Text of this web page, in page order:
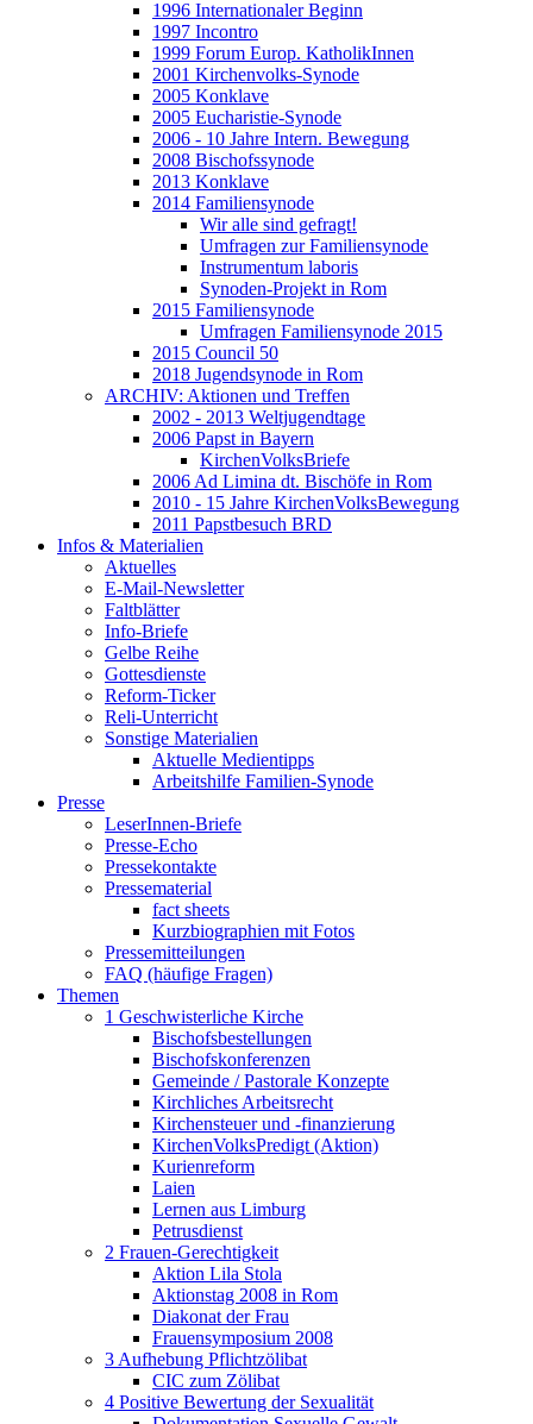
1996 Internationaler Beginn
1997 Incontro
1999 Forum Europ. KatholikInnen
2001 Kirchenvolks-Synode
2005 Konklave
2005 Eucharistie-Synode
2006 - 10 Jahre Intern. Bewegung
2008 Bischofssynode
2013 Konklave
2014 Familiensynode
Wir alle sind gefragt!
Umfragen zur Familiensynode
Instrumentum laboris
Synoden-Projekt in Rom
2015 Familiensynode
Umfragen Familiensynode 2015
2015 Council 50
2018 Jugendsynode in Rom
ARCHIV: Aktionen und Treffen
2002 - 2013 Weltjugendtage
2006 Papst in Bayern
KirchenVolksBriefe
2006 Ad Limina dt. Bischöfe in Rom
2010 - 15 Jahre KirchenVolksBewegung
2011 Papstbesuch BRD
Infos & Materialien
Aktuelles
E-Mail-Newsletter
Faltblätter
Info-Briefe
Gelbe Reihe
Gottesdienste
Reform-Ticker
Reli-Unterricht
Sonstige Materialien
Aktuelle Medientipps
Arbeitshilfe Familien-Synode
Presse
LeserInnen-Briefe
Presse-Echo
Pressekontakte
Pressematerial
fact sheets
Kurzbiographien mit Fotos
Pressemitteilungen
FAQ (häufige Fragen)
Themen
1 Geschwisterliche Kirche
Bischofsbestellungen
Bischofskonferenzen
Gemeinde / Pastorale Konzepte
Kirchliches Arbeitsrecht
Kirchensteuer und -finanzierung
KirchenVolksPredigt (Aktion)
Kurienreform
Laien
Lernen aus Limburg
Petrusdienst
2 Frauen-Gerechtigkeit
Aktion Lila Stola
Aktionstag 2008 in Rom
Diakonat der Frau
Frauensymposium 2008
3 Aufhebung Pflichtzölibat
CIC zum Zölibat
4 Positive Bewertung der Sexualität